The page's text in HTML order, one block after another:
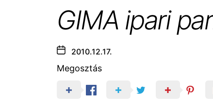
GIMA ipari
2010.12.17.
Megosztás